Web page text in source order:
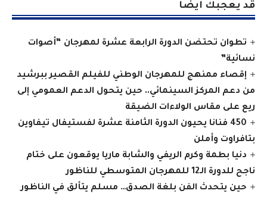
قد يعجبك ايضا
تطوان تحتضن الدورة الرابعة عشرة لمهرجان “أصوات
نسائية”
إقصاء ممنهج للمهرجان الوطني للفيلم القصير ببرشيد
من دعم المركز السينمائي.. حين يتحول الدعم العمومي إلى
ريع على مقاس الولاءات الضيقة
450 فنانا يحيون الدورة الثامنة عشرة لفستيفال تيفاوين
بتافراوت وأملن
دنيا بطمة وكرم الريفي والشابة ماريا يوقعون على ختام
ناجح للدورة الـ12 للمهرجان المتوسطي للناظور
حين يتحدث الفن بلغة الصدق… مسلم يتألق في الناظور